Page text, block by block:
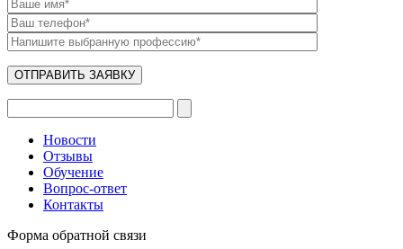
Новости
Отзывы
Обучение
Вопрос-ответ
Контакты
Форма обратной связи